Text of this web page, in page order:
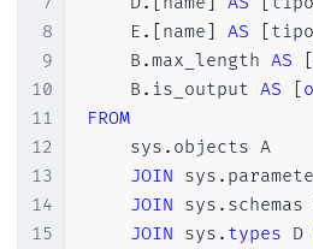
35
36
37
38
39
40
41
42
@Nome
VARCHAR ( 128
RETURNS
@Retorno TABLE
]
BEGIN
8
9
10
11
12
13
14
15
    E
. name AS
    B
.max_length AS
    B
. is_output AS
FROM
    sys
. objects A
JOIN sys .
JOIN sys . schemas
JOIN sys . types D